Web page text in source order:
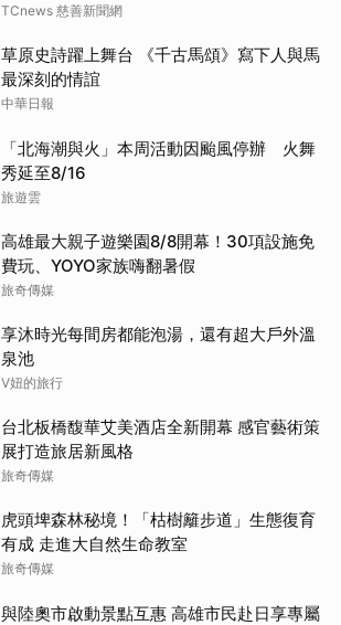
TCnews 慈善新聞網
草原史詩躍上舞台 《千古馬頌》寫下人與馬
最深刻的情誼
中華日報
「北海潮與火」本周活動因颱風停辦 火舞
秀延至8/16
旅遊雲
高雄最大親子遊樂園8/8開幕！30項設施免
費玩、YOYO家族嗨翻暑假
旅奇傳媒
享沐時光每間房都能泡湯，還有超大戶外溫
泉池
V妞的旅行
台北板橋馥華艾美酒店全新開幕 感官藝術策
展打造旅居新風格
旅奇傳媒
虎頭埤森林秘境！「枯樹籬步道」生態復育
有成 走進大自然生命教室
旅奇傳媒
與陸奧市啟動景點互惠 高雄市民赴日享專屬